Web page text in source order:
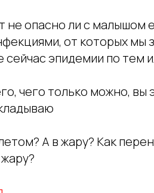
опасно ли с малышом
от которых
сейчас эпидемии по тем
чего только можно, вы
А в жару? Как